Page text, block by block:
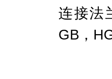
连接法
GB，